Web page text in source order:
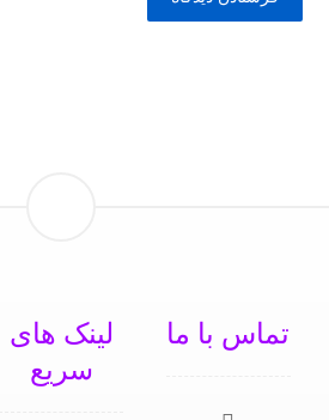
تماس با ما
لینک های
سریع